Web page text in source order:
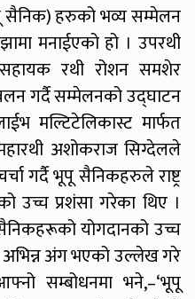
सैनिक) हरुको भव्य सम्मेलन
मनाईएको हो । उपरथी
रथी रोशन समशेर
गर्दै सम्मेलनको उद्घाटन
मल्टिटेलिकास्ट मार्फत
अशोकराज सिग्देलले
गर्दै भूपू सैनिकहरुले राष्ट्र
उच्च प्रशंसा गरेका थिए ।
योगदानको उच्च
अभिन्न अंग भएको उल्लेख गरे
सम्बोधनमा भने,–‘भूपू